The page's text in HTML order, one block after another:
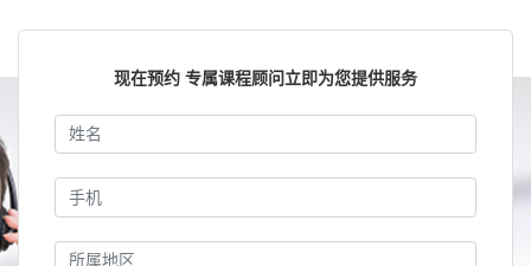
现在预约 专属课程顾问立即为您提供服务